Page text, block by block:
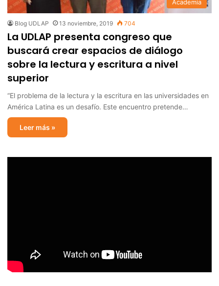
Academia
Blog UDLAP 13 noviembre, 2019 704
La UDLAP presenta congreso que
buscará crear espacios de diálogo
sobre la lectura y escritura a nivel
superior
“El problema de la lectura y la escritura en las universidades en
América Latina es un desafío. Este encuentro pretende…
Leer más »